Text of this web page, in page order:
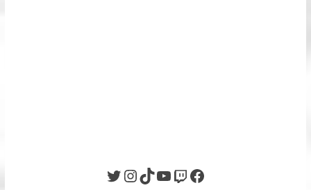
Twitter InstagramTikTok YouTube Twitch Facebook